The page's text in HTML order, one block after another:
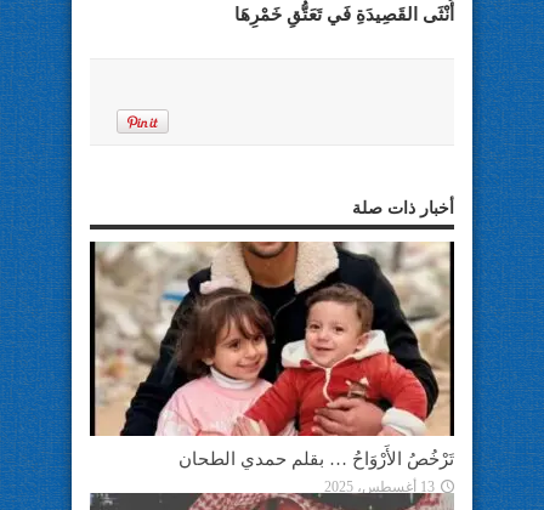
أُنْثَى القَصِيدَةِ فَي تَعَتُّقِ خَمْرِهَا
أخبار ذات صلة
تَرْخُصُ الأَرْوَاحُ … بقلم حمدي الطحان
13 أغسطس، 2025